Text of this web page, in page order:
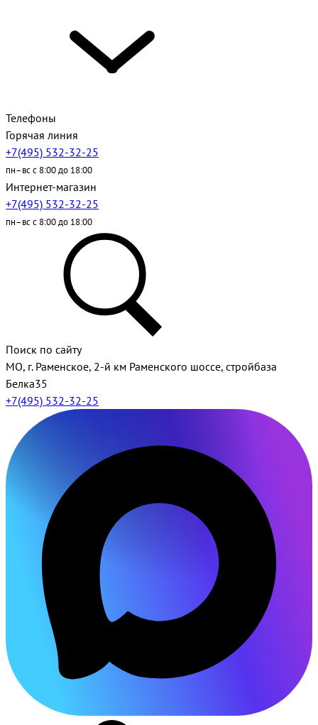
Телефоны
Горячая линия
+7(495) 532-32-25
пн–вс с 8:00 до 18:00
Интернет-магазин
+7(495) 532-32-25
пн–вс с 8:00 до 18:00
Поиск по сайту
МО, г. Раменское, 2-й км Раменского шоссе, стройбаза
Белка35
+7(495) 532-32-25